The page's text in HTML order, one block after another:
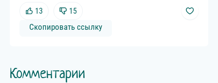
13 15
Скопировать ссылку
Комментарии